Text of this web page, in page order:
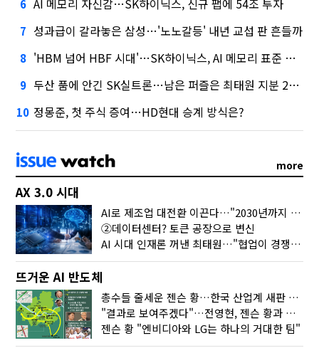
6 AI 메모리 자신감…SK하이닉스, 신규 팹에 54조 투자
7 성과급이 갈라놓은 삼성…'노노갈등' 내년 교섭 판 흔들까
8 'HBM 넘어 HBF 시대'…SK하이닉스, AI 메모리 표준 선점 나섰다
9 두산 품에 안긴 SK실트론…남은 퍼즐은 최태원 지분 29.4%
10 정몽준, 첫 주식 증여…HD현대 승계 방식은?
more
AX 3.0 시대
AI로 제조업 대전환 이끈다…"2030년까지 민관합동 20조 투자"
②데이터센터? 토큰 공장으로 변신
AI 시대 인재론 꺼낸 최태원…"협업이 경쟁력"
뜨거운 AI 반도체
총수들 줄세운 젠슨 황…한국 산업계 새판 짰다
"결과로 보여주겠다"…전영현, 젠슨 황과 HBM5 논의
젠슨 황 "엔비디아와 LG는 하나의 거대한 팀"